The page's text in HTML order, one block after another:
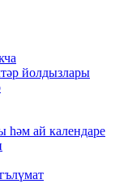
йолдызлары
һәм ай календаре